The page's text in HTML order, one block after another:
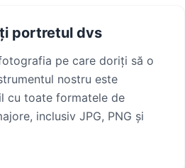
portretul dvs
pe care doriți să o
nostru este
cu toate formatele de
inclusiv JPG, PNG și